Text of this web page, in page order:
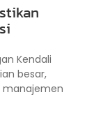
Kendali
besar,
manajemen